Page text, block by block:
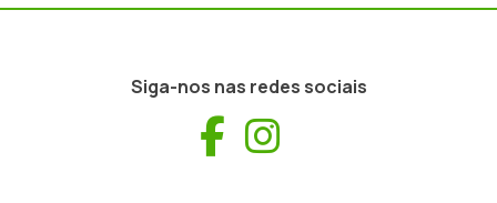
Siga-nos nas redes sociais
Facebook